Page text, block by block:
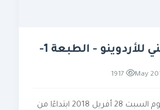
للأردوينو - الطبعة 1-
شهدت ولاية ورقلة يوم السبت 28 أفريل 2018 ابتداءًا من